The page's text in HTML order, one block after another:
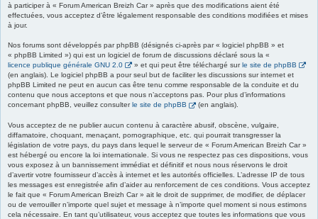
à participer à « Forum American Breizh Car » après que des modifications aient été
effectuées, vous acceptez d’être légalement responsable des conditions modifiées et mises
à jour.
Nos forums sont développés par phpBB (désignés ci-après par « logiciel phpBB » et
« phpBB Limited ») qui est un logiciel de forum de discussions déclaré sous la «
licence publique générale GNU 2.0
» et qui peut être téléchargé surle site de phpBB
(en anglais). Le logiciel phpBB a pour seul but de faciliter les discussions sur internet et
phpBB Limited ne peut en aucun cas être tenu comme responsable de la conduite et du
contenu que nous acceptons et que nous n’acceptons pas. Pour plus d’informations
concernant phpBB, veuillez consulter le site de phpBB (en anglais).
Vous acceptez de ne publier aucun contenu à caractère abusif, obscène, vulgaire,
diffamatoire, choquant, menaçant, pornographique, etc. qui pourrait transgresser la
législation de votre pays, du pays dans lequel le serveur de « Forum American Breizh Car »
est hébergé ou encore la loi internationale. Si vous ne respectez pas ces dispositions, vous
vous exposez à un bannissement immédiat et définitif et nous nous réservons le droit
d’avertir votre fournisseur d’accès à internet et les autorités officielles. L’adresse IP de tous
les messages est enregistrée afin d’aider au renforcement de ces conditions. Vous acceptez
le fait que « Forum American Breizh Car » ait le droit de supprimer, de modifier, de déplacer
ou de verrouiller n’importe quel sujet et message à n’importe quel moment si nous estimons
cela nécessaire. En tant qu’utilisateur, vous acceptez que toutes les informations que vous